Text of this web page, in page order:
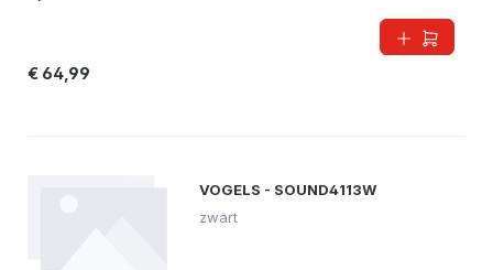
€ 64,99
VOGELS - SOUND4113W
zwart